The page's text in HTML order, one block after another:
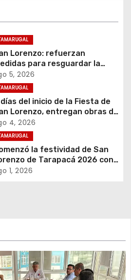
Lorenzo: refuerzan
para resguardar la
del suministro
durante la festividad
5, 2026
del inicio de la Fiesta de
Lorenzo, entregan obras de
para resguardar su
campanario
4, 2026
la festividad de San
de Tarapacá 2026 con
de servicios y
1, 2026